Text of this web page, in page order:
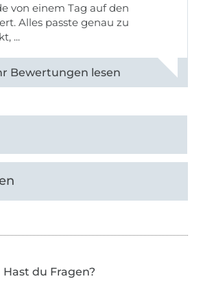
von einem Tag auf den
Alles passte genau zu
...
ansehen
Hast du Fragen?